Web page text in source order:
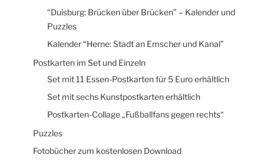
“Duisburg: Brücken über Brücken” – Kalender und
Puzzles
Kalender “Herne: Stadt an Emscher und Kanal”
Postkarten im Set und Einzeln
Set mit 11 Essen-Postkarten für 5 Euro erhältlich
Set mit sechs Kunstpostkarten erhältlich
Postkarten-Collage „Fußballfans gegen rechts“
Puzzles
Fotobücher zum kostenlosen Download